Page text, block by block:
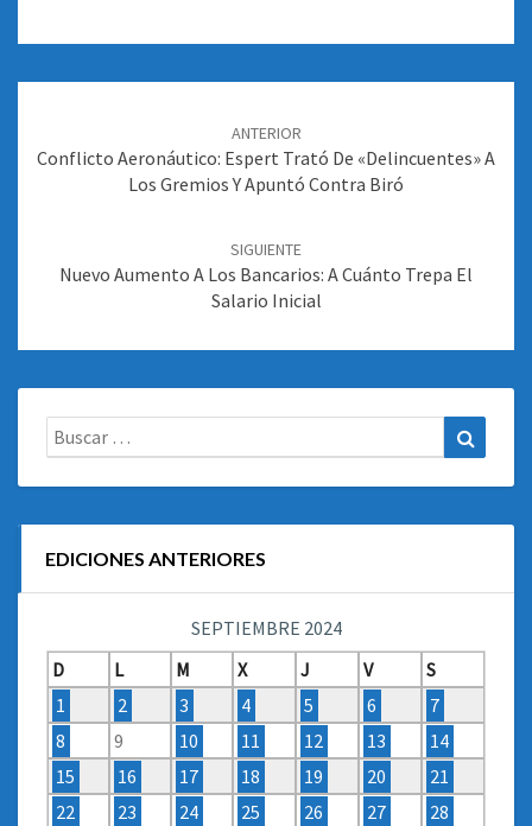
entradas
ANTERIOR
Conflicto Aeronáutico: Espert Trató De «delincuentes» A
Los Gremios Y Apuntó Contra Biró
SIGUIENTE
Nuevo Aumento A Los Bancarios: A Cuánto Trepa El
Salario Inicial
Buscar:
EDICIONES ANTERIORES
SEPTIEMBRE 2024
D
L M X J V
S
1
2 3 4 5 6
7
8
9 10 11 12 13
14
15
16 17 18 19 20
21
22
23 24 25 26 27
28